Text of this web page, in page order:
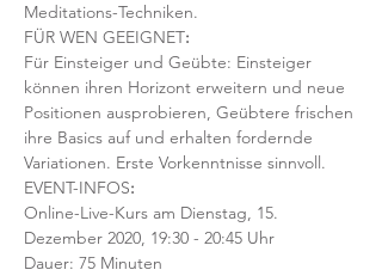
Meditations-Techniken.
FÜR WEN GEEIGNET:
Für Einsteiger und Geübte: Einsteiger
können ihren Horizont erweitern und neue
Positionen ausprobieren, Geübtere frischen
ihre Basics auf und erhalten fordernde
Variationen. Erste Vorkenntnisse sinnvoll.
EVENT-INFOS:
Online-Live-Kurs am Dienstag, 15.
Dezember 2020, 19:30 - 20:45 Uhr
Dauer: 75 Minuten